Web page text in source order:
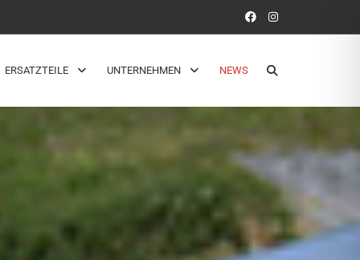
ERSATZTEILE UNTERNEHMEN NEWS